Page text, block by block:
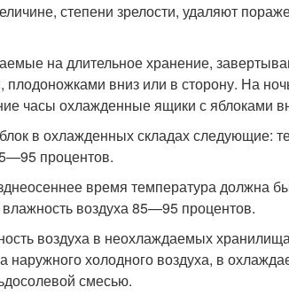
степени зрелости, удаляют
на длительное хранение,
вниз или в сторону. На
часы охлажденные ящики с яблоками
в охлажденных складах следующие:
процентов.
время температура должна
воздуха 85—95 процентов.
воздуха в неохлаждаемых
наружного холодного воздуха, в
смесью.